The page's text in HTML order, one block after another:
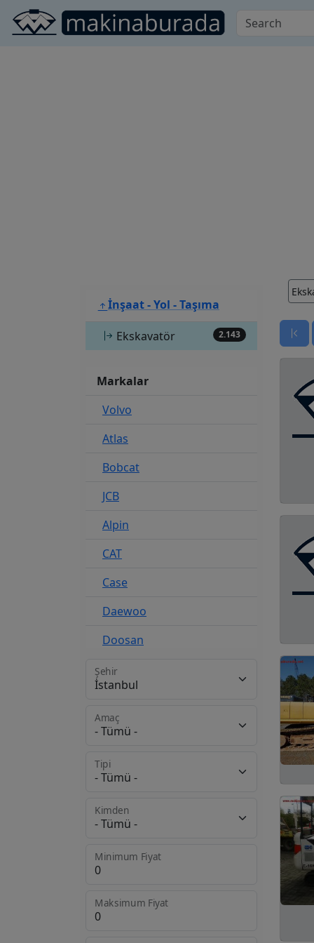
İnşaat - Yol - Taşıma
Ekskavatör 2.143
Markalar
Volvo
Atlas
Bobcat
JCB
Alpin
CAT
Case
Daewoo
Doosan
Eder
Furukawa
Halla
Hanix
Hitachi
Şehir
Amaç
Tipi
Kimden
Minimum Fiyat
Maksimum Fiyat